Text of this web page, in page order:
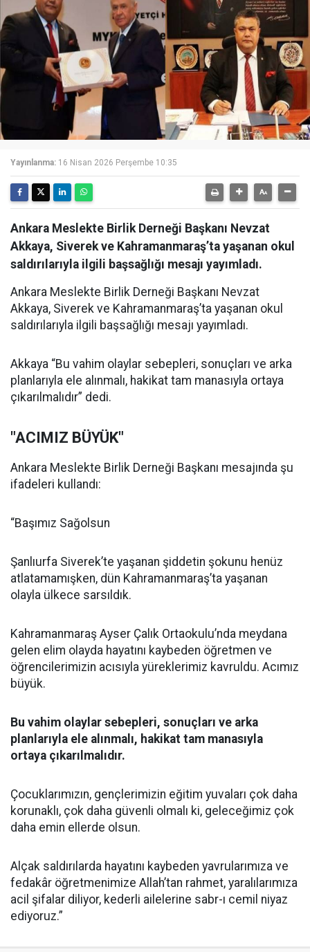
Yayınlanma: 16 Nisan 2026 Perşembe 10:35
Ankara Meslekte Birlik Derneği Başkanı Nevzat
Akkaya, Siverek ve Kahramanmaraş’ta yaşanan okul
saldırılarıyla ilgili başsağlığı mesajı yayımladı.
Ankara Meslekte Birlik Derneği Başkanı Nevzat
Akkaya, Siverek ve Kahramanmaraş’ta yaşanan okul
saldırılarıyla ilgili başsağlığı mesajı yayımladı.
Akkaya “Bu vahim olaylar sebepleri, sonuçları ve arka
planlarıyla ele alınmalı, hakikat tam manasıyla ortaya
çıkarılmalıdır” dedi.
"ACIMIZ BÜYÜK"
Ankara Meslekte Birlik Derneği Başkanı mesajında şu
ifadeleri kullandı:
“Başımız Sağolsun
Şanlıurfa Siverek’te yaşanan şiddetin şokunu henüz
atlatamamışken, dün Kahramanmaraş’ta yaşanan
olayla ülkece sarsıldık.
Kahramanmaraş Ayser Çalık Ortaokulu’nda meydana
gelen elim olayda hayatını kaybeden öğretmen ve
öğrencilerimizin acısıyla yüreklerimiz kavruldu. Acımız
büyük.
Bu vahim olaylar sebepleri, sonuçları ve arka
planlarıyla ele alınmalı, hakikat tam manasıyla
ortaya çıkarılmalıdır.
Çocuklarımızın, gençlerimizin eğitim yuvaları çok daha
korunaklı, çok daha güvenli olmalı ki, geleceğimiz çok
daha emin ellerde olsun.
Alçak saldırılarda hayatını kaybeden yavrularımıza ve
fedakâr öğretmenimize Allah’tan rahmet, yaralılarımıza
acil şifalar diliyor, kederli ailelerine sabr-ı cemil niyaz
ediyoruz.”